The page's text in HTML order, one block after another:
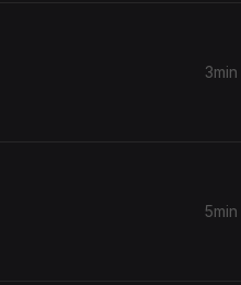
3min
5min